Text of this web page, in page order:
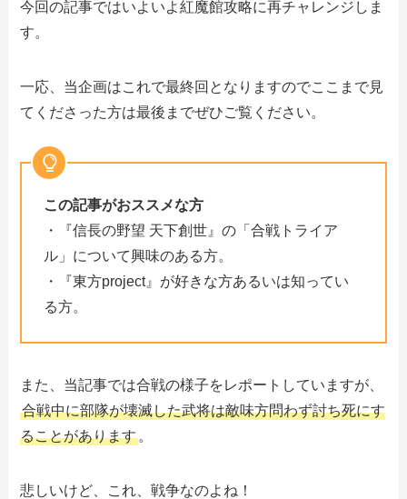
今回の記事ではいよいよ紅魔館攻略に再チャレンジしま
す。
一応、当企画はこれで最終回となりますのでここまで見
てくださった方は最後までぜひご覧ください。
この記事がおススメな方
・『信長の野望 天下創世』の「合戦トライア
ル」について興味のある方。
・『東方project』が好きな方あるいは知ってい
る方。
また、当記事では合戦の様子をレポートしていますが、
合戦中に部隊が壊滅した武将は敵味方問わず討ち死にす
ることがあります 。
悲しいけど、これ、戦争なのよね！